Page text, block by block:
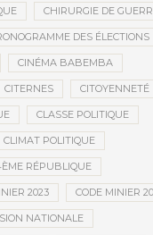
CHIRURGIE DE
DES ÉLECTIONS
CINÉMA BABEMBA
CITERNES CITOYENNETÉ
CLASSE POLITIQUE
CLIMAT POLITIQUE
RÉPUBLIQUE
2023 CODE MINIER
NATIONALE